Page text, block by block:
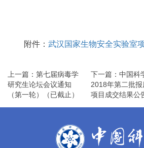
附件： 武汉国家生物安全实验室
上一篇：第七届病毒学
研究生论坛会议通知
（第一轮）（已截止）
下一篇：中国科
2018年第二批
项目成交结果公